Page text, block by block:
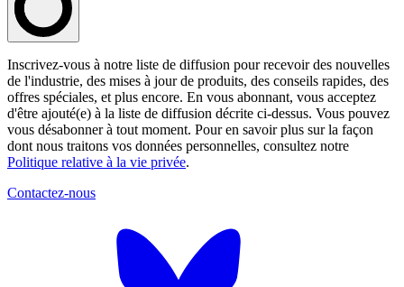
Inscrivez-vous à notre liste de diffusion pour recevoir des nouvelles
de l'industrie, des mises à jour de produits, des conseils rapides, des
offres spéciales, et plus encore. En vous abonnant, vous acceptez
d'être ajouté(e) à la liste de diffusion décrite ci-dessus. Vous pouvez
vous désabonner à tout moment. Pour en savoir plus sur la façon
dont nous traitons vos données personnelles, consultez notre
Politique relative à la vie privée.
Contactez-nous